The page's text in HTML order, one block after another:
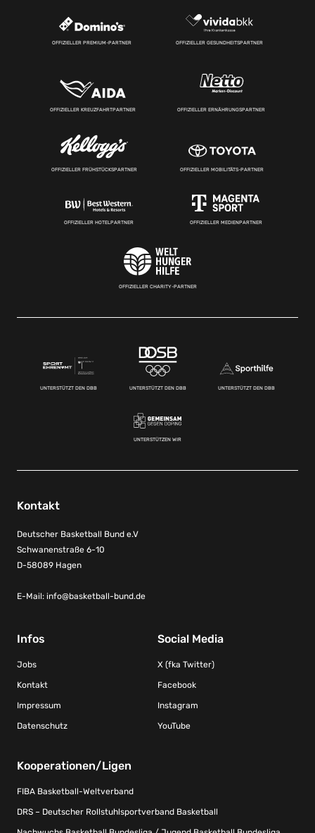
OFFIZIELLER PREMIUM-PARTNER OFFIZIELLER GESUNDHEITSPARTNER
OFFIZIELLER KREUZFAHRTPARTNER OFFIZIELLER ERNÄHRUNGSPARTNER
OFFIZIELLER FRÜHSTÜCKSPARTNER OFFIZIELLER MOBILITÄTS-PARTNER
OFFIZIELLER HOTELPARTNER OFFIZIELLER MEDIENPARTNER
OFFIZIELLER CHARITY-PARTNER
UNTERSTÜTZT DEN DBB UNTERSTÜTZT DEN DBB UNTERSTÜTZT DEN DBB
UNTERSTÜTZEN WIR
Kontakt
Deutscher Basketball Bund e.V
Schwanenstraße 6-10
D-58089 Hagen
E-Mail: info@basketball-bund.de
Infos
Jobs
Kontakt
Impressum
Datenschutz
Social Media
X (fka Twitter)
Facebook
Instagram
YouTube
Kooperationen/Ligen
FIBA Basketball-Weltverband
DRS – Deutscher Rollstuhlsportverband Basketball